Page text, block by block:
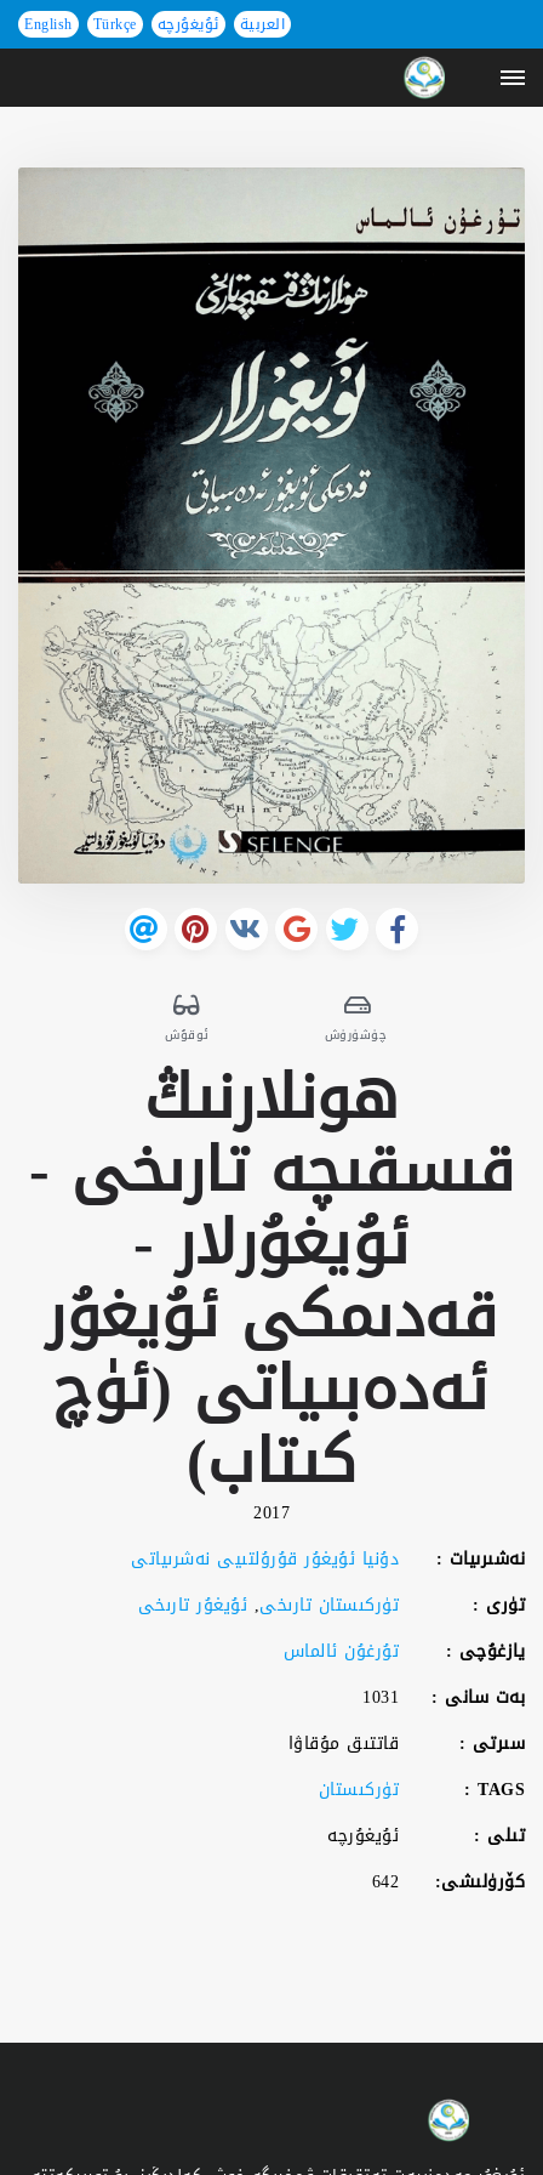
English Türkçe ئۇيغۇرچە العربية
چۈشۈرۈش ئوقۇش
ھونلارنىڭ
قىسقىچە تارىخى -
ئۇيغۇرلار -
قەدىمكى ئۇيغۇر
ئەدەبىياتى (ئۈچ
كىتاب)
2017
نەشىرىيات :
دۇنيا ئۇيغۇر قۇرۇلتىيى نەشرىياتى
تۈرى :
تۈركىستان تارىخى, ئۇيغۇر تارىخى
يازغۇچى :
تۇرغۇن ئالماس
بەت سانى :
1031
سىرتى :
قاتتىق مۇقاۋا
TAGS :
تۈركىستان
تىلى :
ئۇيغۇرچە
كۆرۈلىشى:
642